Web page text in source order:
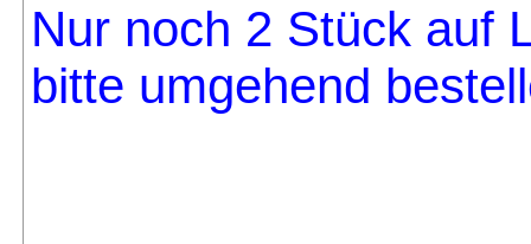
Nur noch 2 Stück auf
bitte umgehend